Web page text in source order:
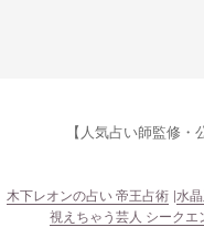
【人気占い師監修・
木下レオンの占い 帝王占術 水
視えちゃう芸人 シーク